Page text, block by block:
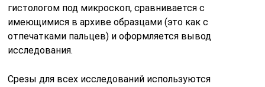
гистологом под микроскоп, сравнивается с
имеющимися в архиве образцами (это как с
отпечатками пальцев) и оформляется вывод
исследования.
Срезы для всех исследований используются